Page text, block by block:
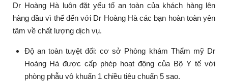
Dr Hoàng Hà luôn đặt yếu tố an toàn của khách hàng lên
hàng đầu vì thế đến với Dr Hoàng Hà các bạn hoàn toàn yên
tâm về chất lượng dịch vụ.
Độ an toàn tuyệt đối: cơ sở Phòng khám Thẩm mỹ Dr
Hoàng Hà được cấp phép hoạt động của Bộ Y tế với
phòng phẫu vô khuẩn 1 chiều tiêu chuẩn 5 sao.